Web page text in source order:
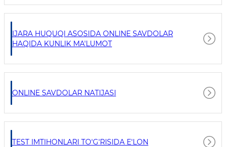
IJARA HUQUQI ASOSIDA ONLINE SAVDOLAR
HAQIDA KUNLIK MA'LUMOT
ONLINE SAVDOLAR NATIJASI
TEST IMTIHONLARI TO'G'RISIDA E'LON